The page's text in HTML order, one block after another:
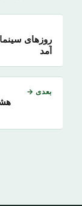
روزهای
آمد
بعدی →